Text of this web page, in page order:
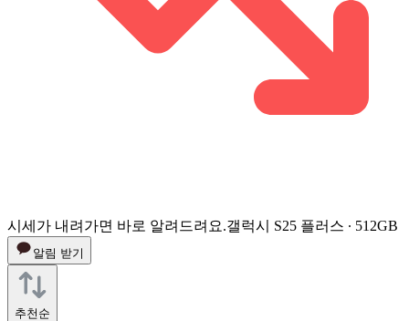
시세가 내려가면 바로 알려드려요.갤럭시 S25 플러스 ∙ 512GB
알림 받기
추천순